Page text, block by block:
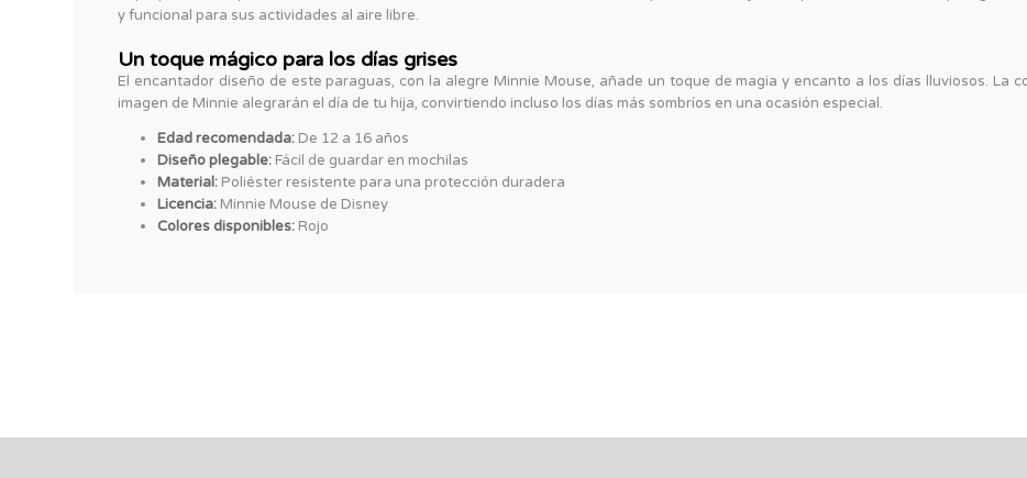
y funcional para sus actividades al aire libre.
Un toque mágico para los días grises
El encantador diseño de este paraguas, con la alegre Minnie Mouse, añade un toque de magia y encanto a los días lluviosos. La
imagen de Minnie alegrarán el día de tu hija, convirtiendo incluso los días más sombríos en una ocasión especial.
Edad recomendada: De 12 a 16 años
Diseño plegable: Fácil de guardar en mochilas
Material: Poliéster resistente para una protección duradera
Licencia: Minnie Mouse de Disney
Colores disponibles: Rojo